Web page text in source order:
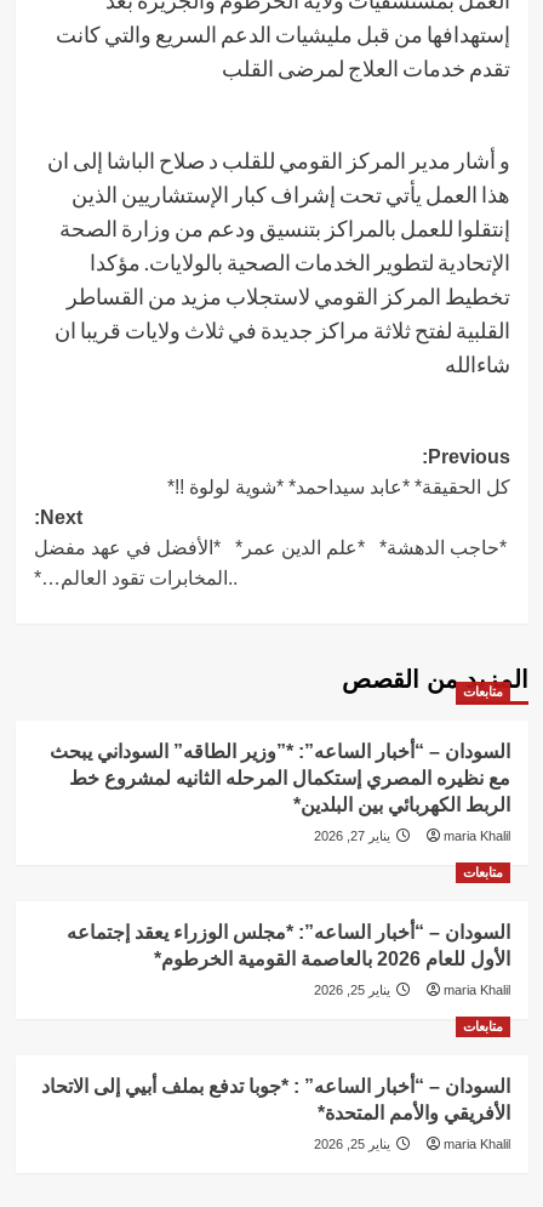
إستهدافها من قبل مليشيات الدعم السريع والتي كانت
تقدم خدمات العلاج لمرضى القلب
و أشار مدير المركز القومي للقلب د صلاح الباشا إلى ان
هذا العمل يأتي تحت إشراف كبار الإستشاريين الذين
إنتقلوا للعمل بالمراكز بتنسيق ودعم من وزارة الصحة
الإتحادية لتطوير الخدمات الصحية بالولايات. مؤكدا
تخطيط المركز القومي لاستجلاب مزيد من القساطر
القلبية لفتح ثلاثة مراكز جديدة في ثلاث ولايات قريبا ان
شاءالله
Post
navigation
Previous:
كل الحقيقة* *عابد سيداحمد* *شوية لولوة !!*
Next:
*حاجب الدهشة* *علم الدين عمر* *الأفضل في عهد مفضل
..المخابرات تقود العالم…*
المزيد من القصص
متابعات
السودان – “أخبار الساعه”: *”وزير الطاقه” السوداني يبحث
مع نظيره المصري إستكمال المرحله الثانيه لمشروع خط
الربط الكهربائي بين البلدين*
maria Khalil يناير 27, 2026
متابعات
السودان – “أخبار الساعه”: *مجلس الوزراء يعقد إجتماعه
الأول للعام 2026 بالعاصمة القومية الخرطوم*
maria Khalil يناير 25, 2026
متابعات
السودان – “أخبار الساعه” : *جوبا تدفع بملف أبيي إلى الاتحاد
الأفريقي والأمم المتحدة*
maria Khalil يناير 25, 2026